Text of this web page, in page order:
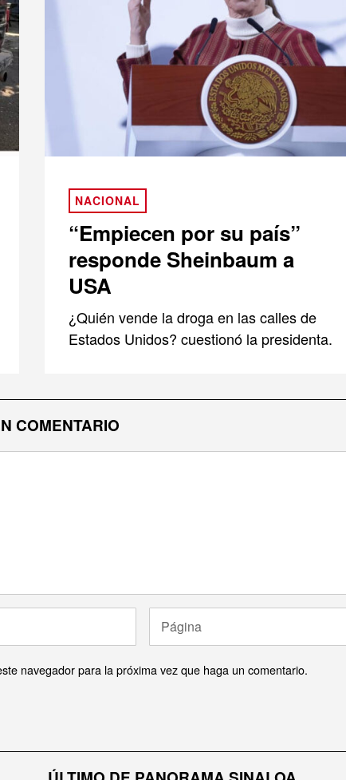
NACIONAL
“Empiecen por su país”
responde Sheinbaum a
USA
¿Quién vende la droga en las calles de
Estados Unidos? cuestionó la presidenta.
COMENTARIO
navegador para la próxima vez que haga un comentario.